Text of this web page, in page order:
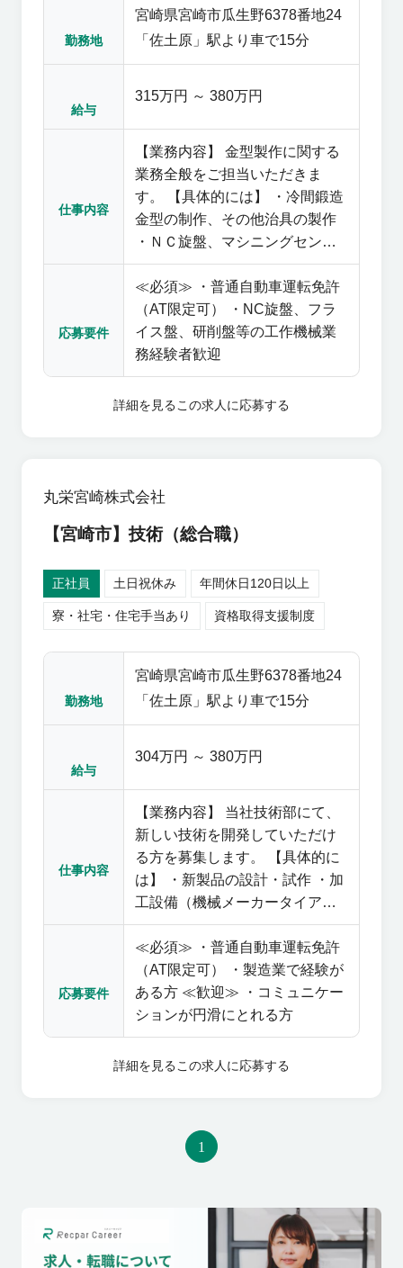
勤務地
宮崎県宮崎市瓜生野6378番地24
「佐土原」駅より車で15分
給与
315万円 ～ 380万円
仕事内容
【業務内容】 金型製作に関する
業務全般をご担当いただきま
す。 【具体的には】 ・冷間鍛造
金型の制作、その他治具の製作
・ＮＣ旋盤、マシニングセン
タ、研削盤、放電加工機などの
機械のオペレーション ※機械操
作、測定、出荷など一連の流れ
をお任せします
応募要件
≪必須≫ ・普通自動車運転免許
（AT限定可） ・NC旋盤、フラ
イス盤、研削盤等の工作機械業
務経験者歓迎
詳細を見る この求人に応募する
丸栄宮崎株式会社
【宮崎市】技術（総合職）
正社員 土日祝休み 年間休日120日以上
寮・社宅・住宅手当あり 資格取得支援制度
勤務地
宮崎県宮崎市瓜生野6378番地24
「佐土原」駅より車で15分
給与
304万円 ～ 380万円
仕事内容
【業務内容】 当社技術部にて、
新しい技術を開発していただけ
る方を募集します。 【具体的に
は】 ・新製品の設計・試作 ・加
工設備（機械メーカータイアッ
プ）や装置の開発 ・加工開発、
検証・解析 ※自動化に向けての
ロボット開発・自社開発、どこ
にもないような装置・設備の開
発、コスト削減につながるよう
な取り組みを行っております。
◎配属部署について 技術部 30
応募要件
≪必須≫ ・普通自動車運転免許
（AT限定可） ・製造業で経験が
ある方 ≪歓迎≫ ・コミュニケー
ションが円滑にとれる方
詳細を見る この求人に応募する
1